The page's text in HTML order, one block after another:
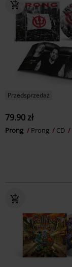
Przedsprzedaż
79.90 zł
Prong Prong CD